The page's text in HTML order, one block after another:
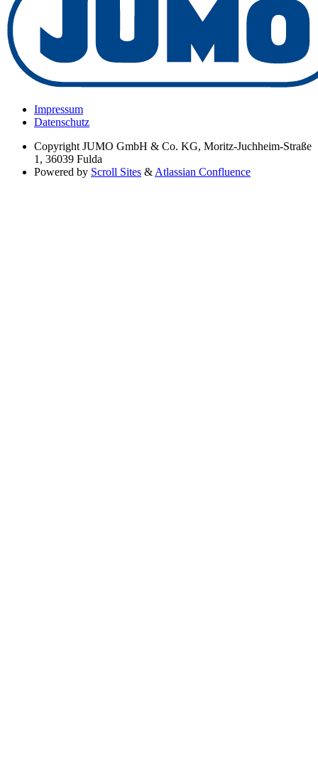
Impressum
Datenschutz
Copyright JUMO GmbH & Co. KG, Moritz-Juchheim-Straße
1, 36039 Fulda
Powered by Scroll Sites & Atlassian Confluence